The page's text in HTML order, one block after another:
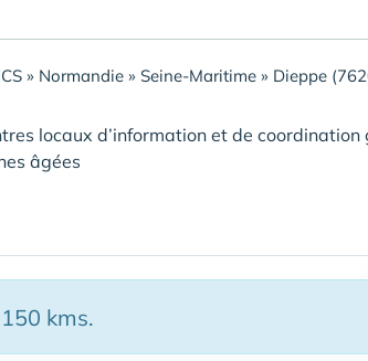
» Normandie » Seine-Maritime » Dieppe
locaux d’information et de
âgées
kms.